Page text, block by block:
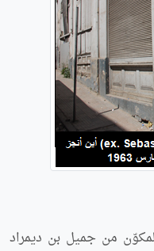
الطاقم المكوّن من جميل بن ديمراد